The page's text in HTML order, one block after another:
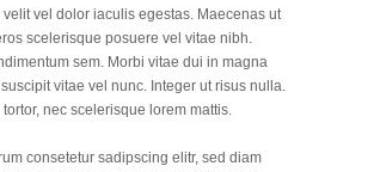
vel dolor iaculis egestas. Maecenas ut
scelerisque posuere vel vitae nibh.
sem. Morbi vitae dui in magna
vitae vel nunc. Integer ut risus nulla.
nec scelerisque lorem mattis.
consetetur sadipscing elitr, sed diam